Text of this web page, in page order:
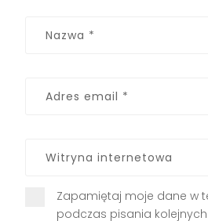
Zapamiętaj moje dane w
podczas pisania